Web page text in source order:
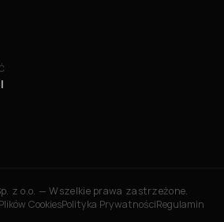
z o.o. — Wszelkie prawa zastrzeżone.
CookiesPolityka PrywatnościRegulamin